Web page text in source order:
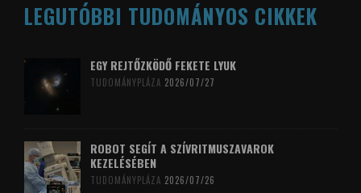
LEGUTÓBBI TUDOMÁNYOS CIKKEK
EGY REJTŐZKÖDŐ FEKETE LYUK
TUDOMÁNYPLÁZA 2026/07/27
ROBOT SEGÍT A SZÍVRITMUSZAVAROK
KEZELÉSÉBEN
TUDOMÁNYPLÁZA 2026/07/26